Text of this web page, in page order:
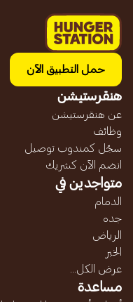
حمل التطبيق الآن
هنقرستيشن
عن هنقرستيشن
وظائف
سجّل كمندوب توصيل
انضم الآن كشريك
متواجدين في
الدمام
جده
الرياض
الخبر
عرض الكل...
مساعدة